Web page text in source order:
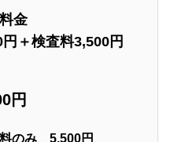
金
＋検査料3,500円
円
料のみ5,500円